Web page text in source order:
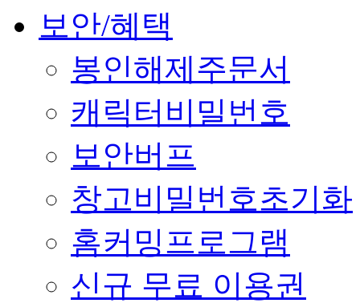
보안/혜택
봉인해제주문서
캐릭터비밀번호
보안버프
창고비밀번호초기화
홈커밍프로그램
신규 무료 이용권